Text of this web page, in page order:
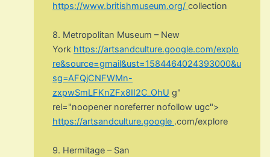
https://www.britishmuseum.org/collection
8. Metropolitan Museum – New
York https://artsandculture.google.com/explo
re&source=gmail&ust=1584464024393000&u
sg=AFQjCNFWMn-
zxpwSmLFKnZFx8II2C_OhU g"
rel="noopener noreferrer nofollow ugc">
https://artsandculture.google .com/explore
9. Hermitage – San